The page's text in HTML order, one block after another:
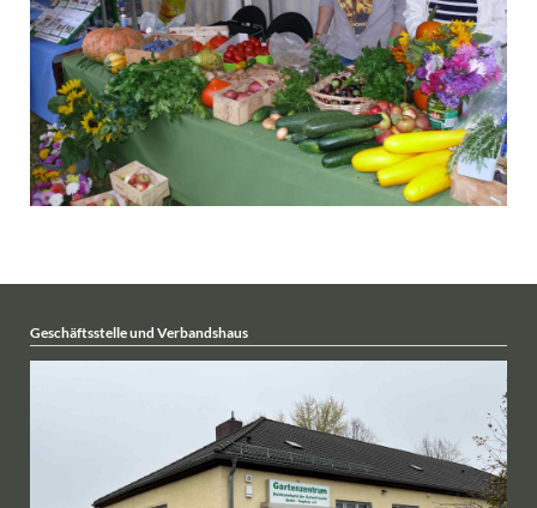
Geschäftsstelle und Verbandshaus